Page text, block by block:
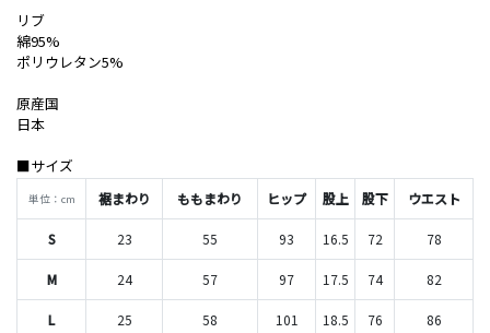
リブ
綿95%
ポリウレタン5%
原産国
日本
■サイズ
単位：cm 裾まわり ももまわり ヒップ 股上 股下 ウエスト
S 23 55 93 16.5 72 78
M 24 57 97 17.5 74 82
L 25 58 101 18.5 76 86